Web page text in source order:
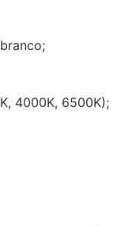
4000K, 6500K);